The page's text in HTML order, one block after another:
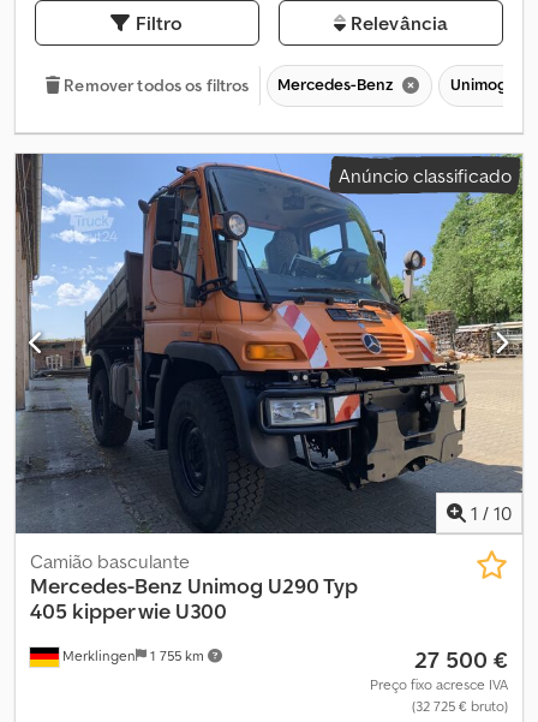
Filtro Relevância
Remover todos os filtros Mercedes-Benz Unimog
Anúncio classificado
1 / 10
Merklingen 1 755 km
Camião basculante
Mercedes-Benz Unimog U290 Typ
405 kipper wie U300
27 500 €
Preço fixo acresce IVA
(32 725 € bruto)